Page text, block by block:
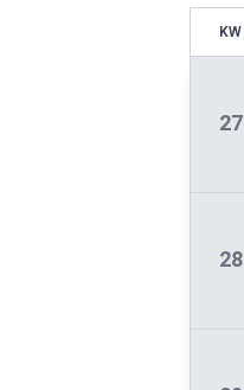
KW
27
28